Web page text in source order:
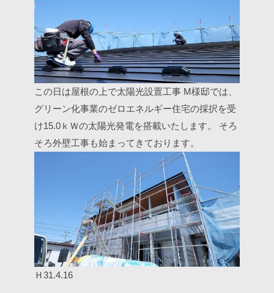
この日は屋根の上で太陽光設置工事 M様邸では、
グリーン化事業のゼロエネルギー住宅の採択を受
け15.0ｋＷの太陽光発電を搭載いたします。
そろ
そろ外壁工事も始まってきております。
Ｈ31.4.16